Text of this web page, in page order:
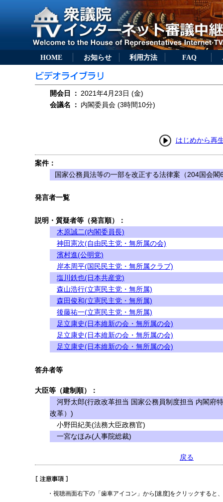
HOME お知らせ 利用方法 FAQ
開会日 ： 2021年4月23日 (金)
会議名
： 内閣委員会 (3時間10分)
はじめから再
案件：
国家公務員法等の一部を改正する法律案（204国会閣
発言者一覧
説明・質疑者等（発言順）：
木原誠二(内閣委員長)
神田憲次(自由民主党・無所属の会)
濱村進(公明党)
岸本周平(国民民主党・無所属クラブ)
塩川鉄也(日本共産党)
森山浩行(立憲民主党・無所属)
森田俊和(立憲民主党・無所属)
後藤祐一(立憲民主党・無所属)
足立康史(日本維新の会・無所属の会)
足立康史(日本維新の会・無所属の会)
足立康史(日本維新の会・無所属の会)
答弁者等
大臣等（建制順）：
河野太郎(行政改革担当 国家公務員制度担当 内閣府
改革）)
小野田紀美(法務大臣政務官)
一宮なほみ(人事院総裁)
戻る
・視聴画面右下の「歯車アイコン」から[速度]をクリックすると